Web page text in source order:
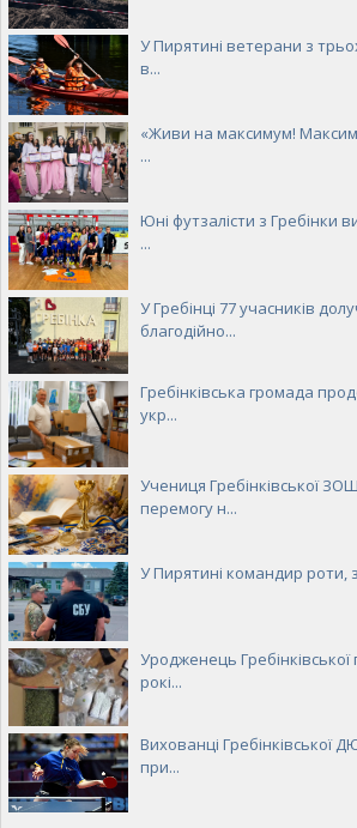
У Пирятині ветерани з
в...
«Живи на максимум!
...
Юні футзалісти з Гребінки
...
У Гребінці 77 учасників
благодійно...
Гребінківська громада
укр...
Учениця Гребінківської
перемогу н...
У Пирятині командир роти,
Уродженець
рокі...
Вихованці Гребінківської
при...